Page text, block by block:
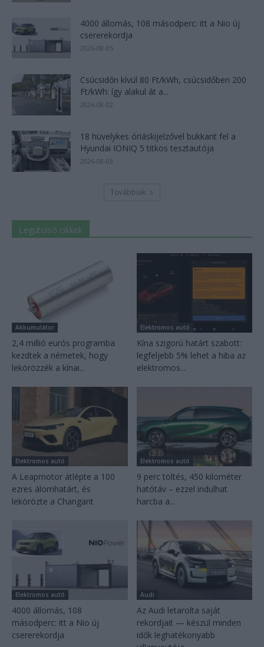
4000 állomás, 108 másodperc: itt a Nio új
csererekordja
2026-08-05
Csúcsidőn kívül 80 Ft/kWh, csúcsidőben 200
Ft/kWh: így alakul át a...
2026-08-02
18 hüvelykes óriáskijelzővel bukkant fel a
Hyundai IONIQ 5 titkos tesztautója
2026-08-03
Továbbiak
Legutolsó cikkek
Akkumulátor
2,4 millió eurós programba
kezdtek a németek, hogy
lekörözzék a kínai...
Elektromos autó
Kína szigorú határt szabott:
legfeljebb 5% lehet a hiba az
elektromos...
Elektromos autó
A Leapmotor átlépte a 100
ezres álomhatárt, és
lekörözte a Changant
Elektromos autó
9 perc töltés, 450 kilométer
hatótáv – ezzel indulhat
harcba a...
Elektromos autó
4000 állomás, 108
másodperc: itt a Nio új
csererekordja
Audi
Az Audi letarolta saját
rekordjait — készül minden
idők leghatékonyabb